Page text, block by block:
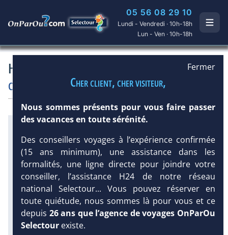
05 56 08 29 10
Lundi - Vendredi · 10h-18h
Lun - Ven · 10h-18h
Hôtel Curium Palace 4*
Chypre Limassol
DEMANDE
D’INFORMATIONS
28 °C
5 mm
26 °C
Infos plages :
Dist.
Distance
500 m
Long. Longueur
Équipement :
68
Tx:17 % Tx :
18 %
Infos golfs :
dont le plus proche à 50 km de
l'hôtel
Fermer
Cher client, cher visiteur,
Nous sommes présents pour vous faire passer
des vacances en toute sérénité.
Des conseillers voyages à l’expérience confirmée
(15 ans minimum), une assistance dans les
formalités, une ligne directe pour joindre votre
conseiller, l’assistance H24 de notre réseau
national Selectour... Vous pouvez réserver en
toute quiétude, nous sommes là pour vous et ce
depuis 26 ans que l’agence de voyages OnParOu
Selectour existe.